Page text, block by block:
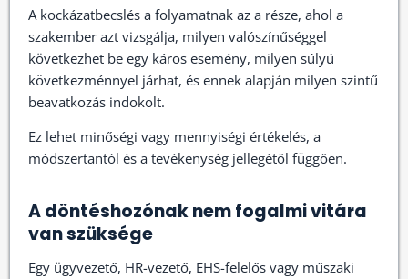
A kockázatbecslés a folyamatnak az a része, ahol a
szakember azt vizsgálja, milyen valószínűséggel
következhet be egy káros esemény, milyen súlyú
következménnyel járhat, és ennek alapján milyen szintű
beavatkozás indokolt.
Ez lehet minőségi vagy mennyiségi értékelés, a
módszertantól és a tevékenység jellegétől függően.
A döntéshozónak nem fogalmi vitára
van szüksége
Egy ügyvezető, HR-vezető, EHS-felelős vagy műszaki